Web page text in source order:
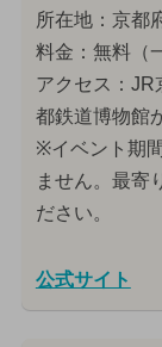
所在地：京都
料金：無料（
アクセス：JR
都鉄道博物館
※イベント期
ません。最寄
ださい。
公式サイト